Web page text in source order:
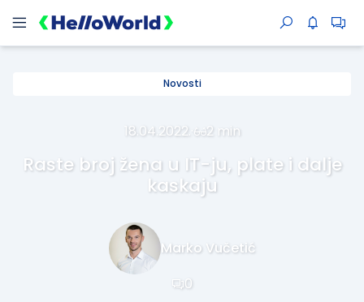
Novosti
18.04.2022. 2 min
Raste broj žena u IT-ju, plate i dalje
kaskaju
Marko Vučetić
0